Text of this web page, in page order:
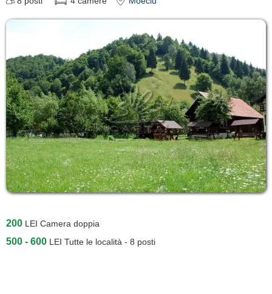
200 LEI Camera doppia
500 - 600 LEI Tutte le località - 8 posti